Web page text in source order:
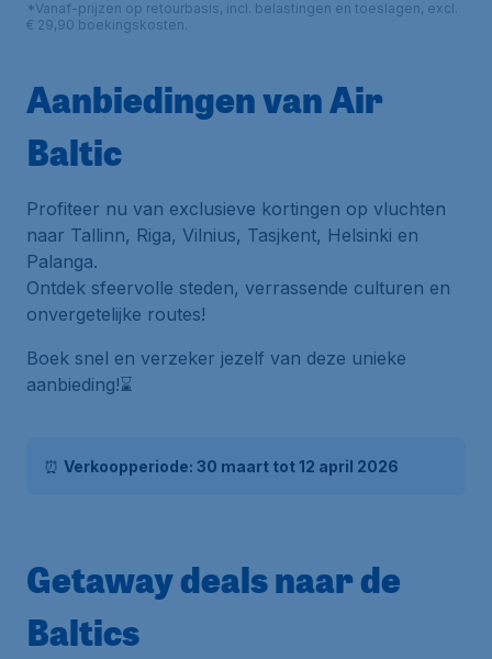
*Vanaf-prijzen op retourbasis, incl. belastingen en toeslagen, excl.
€ 29,90 boekingskosten.
Aanbiedingen van Air
Baltic
Profiteer nu van exclusieve kortingen op vluchten
naar Tallinn, Riga, Vilnius, Tasjkent, Helsinki en
Palanga.
Ontdek sfeervolle steden, verrassende culturen en
onvergetelijke routes!
Boek snel en verzeker jezelf van deze unieke
aanbieding!⌛
⏰ Verkoopperiode: 30 maart tot 12 april 2026
Getaway deals naar de
Baltics